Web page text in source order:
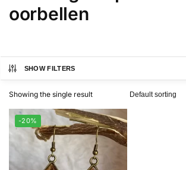
oorbellen
SHOW FILTERS
Showing the single result
-20%